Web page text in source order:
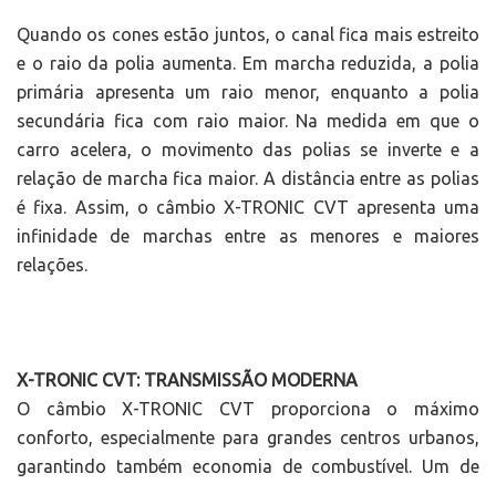
Quando os cones estão juntos, o canal fica mais estreito
e o raio da polia aumenta. Em marcha reduzida, a polia
primária apresenta um raio menor, enquanto a polia
secundária fica com raio maior. Na medida em que o
carro acelera, o movimento das polias se inverte e a
relação de marcha fica maior. A distância entre as polias
é fixa. Assim, o câmbio X-TRONIC CVT apresenta uma
infinidade de marchas entre as menores e maiores
relações.
X-TRONIC CVT: TRANSMISSÃO MODERNA
O câmbio X-TRONIC CVT proporciona o máximo
conforto, especialmente para grandes centros urbanos,
garantindo também economia de combustível. Um de